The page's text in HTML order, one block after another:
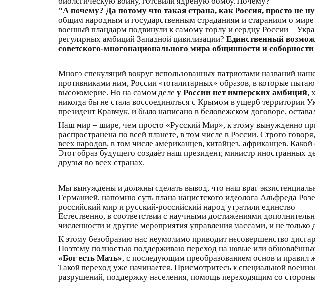
"А почему? Да потому что такая страна, как Россия, просто не
общим народным и государственным страданиям и стараниям о
военный плацдарм подвинули к самому горлу и сердцу России –
регулярных амбиций Западной цивилизации? Единственный
советского-многонационального мира общинности и
Много спекуляций вокруг использованных патриотами названий
противниками ним, России «тоталитарных» образов, в которые
высокомерие. Но на самом деле у России нет имперских амбиций,
никогда бы не стала воссоединяться с Крымом в ущерб территории
президент Кравчук, и было написано в беловежском договоре,
Наш мир – шире, чем просто «Русский Мир», к этому вынужденно
распространена по всей планете, в том числе в России. Строго говоря,
всех народов, в том числе американцев, китайцев, африканцев.
Этот образ будущего создаёт наш президент, министр иностранных
друзья во всех странах.
Мы вынуждены и должны сделать вывод, что наш враг
Германией, напомню суть плана нацистского идеолога Альфреда
российский мир и русский-российский народ утратили единство
Естественно, в соответствии с научными достижениями
численности и другие мероприятия управления массами, и не только
К этому безобразию нас неумолимо приводит несовершенство
Поэтому полностью поддерживаю переход на новые или
«Бог есть Мать», с последующим преобразованием основ и правил
Такой переход уже начинается. Присмотритесь к специальной
разрушений, поддержку населения, помощь переходящим со